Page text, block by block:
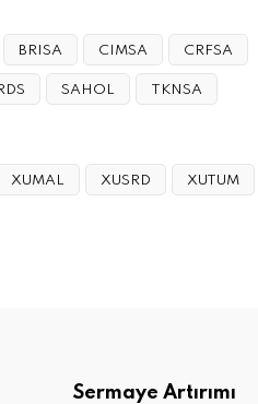
BRISA CIMSA CRFSA
SAHOL TKNSA
XUMAL XUSRD XUTUM
Sermaye Artırımı